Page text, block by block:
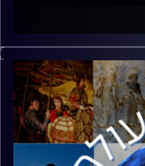
לשני אזורי
המועצות. כך נולדה
אלדד בק – סופר ושליח ״ישראל
הגרמנית וכמובן על